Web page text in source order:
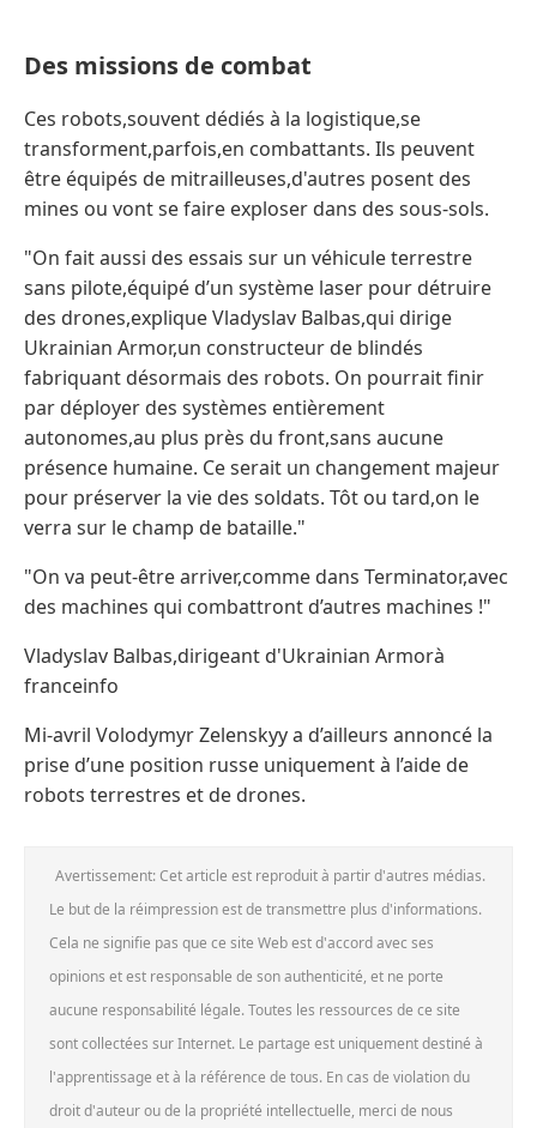
Des missions de combat
Ces robots,souvent dédiés à la logistique,se
transforment,parfois,en combattants. Ils peuvent
être équipés de mitrailleuses,d'autres posent des
mines ou vont se faire exploser dans des sous-sols.
"On fait aussi des essais sur un véhicule terrestre
sans pilote,équipé d’un système laser pour détruire
des drones,explique Vladyslav Balbas,qui dirige
Ukrainian Armor,un constructeur de blindés
fabriquant désormais des robots. On pourrait finir
par déployer des systèmes entièrement
autonomes,au plus près du front,sans aucune
présence humaine. Ce serait un changement majeur
pour préserver la vie des soldats. Tôt ou tard,on le
verra sur le champ de bataille."
"On va peut-être arriver,comme dans Terminator,avec
des machines qui combattront d’autres machines !"
Vladyslav Balbas,dirigeant d'Ukrainian Armorà
franceinfo
Mi-avril Volodymyr Zelenskyy a d’ailleurs annoncé la
prise d’une position russe uniquement à l’aide de
robots terrestres et de drones.
Avertissement: Cet article est reproduit à partir d'autres médias.
Le but de la réimpression est de transmettre plus d'informations.
Cela ne signifie pas que ce site Web est d'accord avec ses
opinions et est responsable de son authenticité, et ne porte
aucune responsabilité légale. Toutes les ressources de ce site
sont collectées sur Internet. Le partage est uniquement destiné à
l'apprentissage et à la référence de tous. En cas de violation du
droit d'auteur ou de la propriété intellectuelle, merci de nous